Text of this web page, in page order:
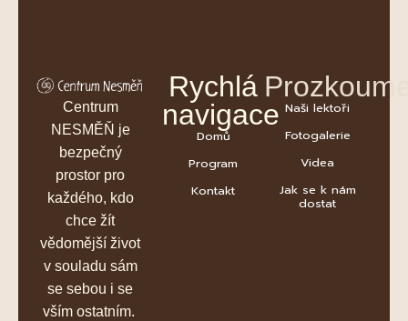
Centrum
NESMĚŇ je
bezpečný
prostor pro
každého, kdo
chce žít
vědomější život
v souladu sám
se sebou i se
vším ostatním.
Rychlá
navigace
Domů
Program
Kontakt
Naši lektoři
Fotogalerie
Videa
Jak se k nám
dostat